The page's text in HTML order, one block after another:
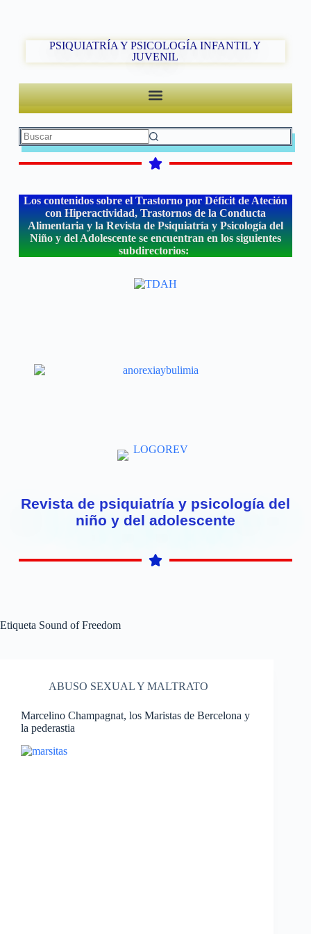
PSIQUIATRÍA Y PSICOLOGÍA INFANTIL Y
JUVENIL
Los contenidos sobre el Trastorno por Déficit de Ateción
con Hiperactividad, Trastornos de la Conducta
Alimentaria y la Revista de Psiquiatría y Psicología del
Niño y del Adolescente se encuentran en los siguientes
subdirectorios:
Revista de psiquiatría y psicología del
niño y del adolescente
Etiqueta Sound of Freedom
ABUSO SEXUAL Y MALTRATO
Marcelino Champagnat, los Maristas de Bercelona y
la pederastia